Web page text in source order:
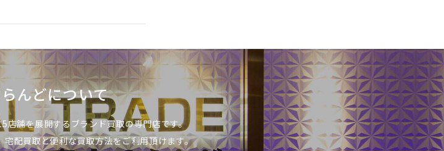
んどについて
店舗を展開するブランド買取の専門店です。
配買取と便利な買取方法をご利用頂けます。